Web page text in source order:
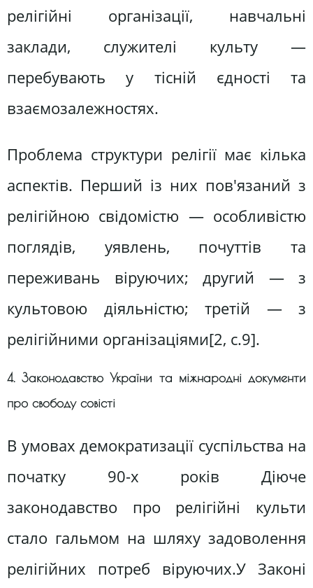
релігійні організації, навчальні
заклади, служителі культу —
перебувають у тісній єдності та
взаємозалежностях.
Проблема структури релігії має кілька
аспектів. Перший із них пов'язаний з
релігійною свідомістю — особливістю
поглядів, уявлень, почуттів та
переживань віруючих; другий — з
культовою діяльністю; третій — з
релігійними організаціями[2, c.9].
4. Законодавство України та міжнародні документи
про свободу совісті
В умовах демократизації суспільства на
початку 90-х років Діюче
законодавство про релігійні культи
стало гальмом на шляху задоволення
релігійних потреб віруючих.У Законі